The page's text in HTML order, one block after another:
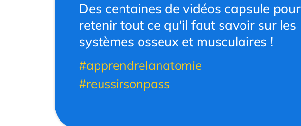
Des centaines de vidéos capsule pour
retenir tout ce qu'il faut savoir sur les
systèmes osseux et musculaires !
#apprendrelanatomie
#reussirsonpass